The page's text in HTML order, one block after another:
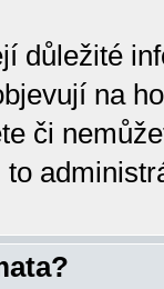
důležité
na
či